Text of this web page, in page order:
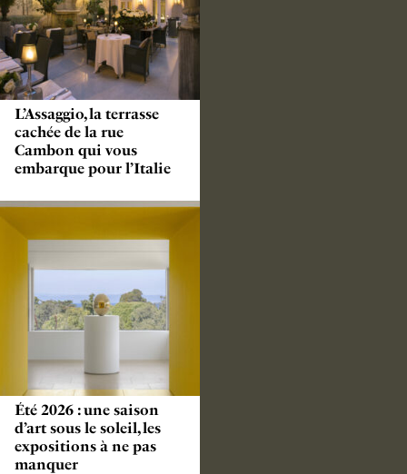
L’Assaggio, la terrasse
cachée de la rue
Cambon qui vous
embarque pour l’Italie
Été 2026 : une saison
d’art sous le soleil, les
expositions à ne pas
manquer